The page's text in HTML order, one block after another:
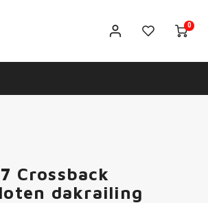
0
Crossback
dakrailing